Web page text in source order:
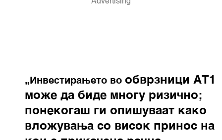
„Инвестирањето во обврзници АТ1
може да биде многу ризично;
понекогаш ги опишуваат како
вложувања со висок принос на